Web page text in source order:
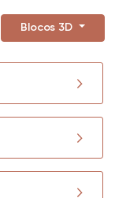
Blocos 3D